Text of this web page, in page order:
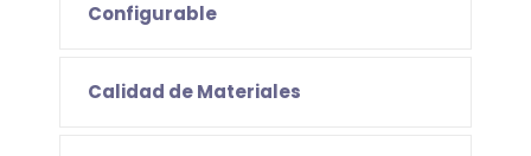
Configurable
Calidad de Materiales